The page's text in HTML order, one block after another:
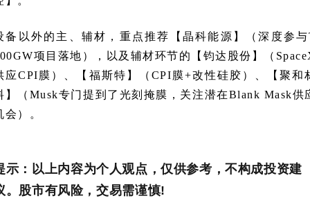
备以外的主、辅材，重点推荐【晶科能源】（深度参与
项目落地），以及辅材环节的【钧达股份】（
应CPI膜）、【福斯特】（CPI膜+改性硅胶）、【聚和
】（Musk专门提到了光刻掩膜，关注潜在Blank Mask供
会）。
示：以上内容为个人观点，仅供参考，不构成投资建
。股市有风险，交易需谨慎!